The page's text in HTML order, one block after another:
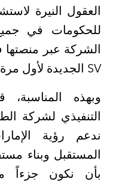
العقول النيرة
للحكومات في
الشركة عبر منصتها
SV الجديدة لأول مرة في دولة الإمارات.
وبهذه
التنفيذي لشركة
ندعم رؤية
المستقبل وبناء
بأن نكون جزءاً